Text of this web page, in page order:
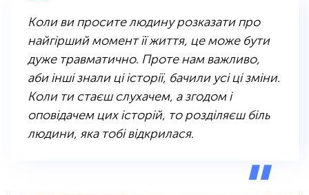
Коли ви просите людину розказати про
найгірший момент її життя, це може бути
дуже травматично. Проте нам важливо,
аби інші знали ці історії, бачили усі ці зміни.
Коли ти стаєш слухачем, а згодом і
оповідачем цих історій, то розділяєш біль
людини, яка тобі відкрилася.